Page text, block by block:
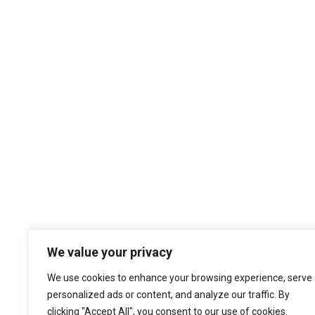
We value your privacy
We use cookies to enhance your browsing experience, serve
personalized ads or content, and analyze our traffic. By
clicking "Accept All", you consent to our use of cookies.
COMERLING LDA ® 2020 | DESIGN POR: ❤ Z89
DEVELOP